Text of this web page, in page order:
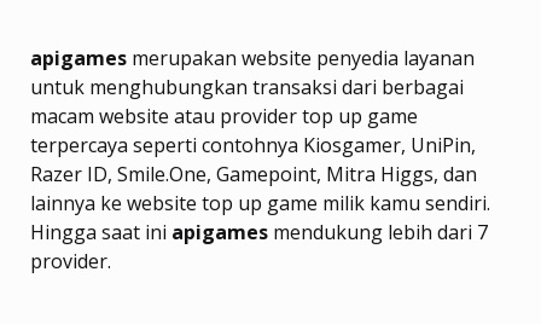
apigames merupakan website penyedia layanan
untuk menghubungkan transaksi dari berbagai
macam website atau provider top up game
terpercaya seperti contohnya Kiosgamer, UniPin,
Razer ID, Smile.One, Gamepoint, Mitra Higgs, dan
lainnya ke website top up game milik kamu sendiri.
Hingga saat ini apigames mendukung lebih dari 7
provider.